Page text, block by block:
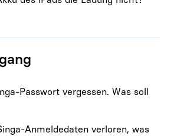
Passwort vergessen. Was soll
Anmeldedaten verloren, was